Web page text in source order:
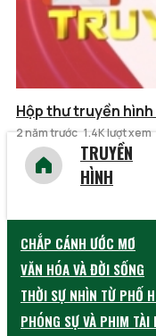
Hộp thư truyền
2 năm trước 1.4K lượt xem
TRUYỀN
HÌNH
CHẮP CÁNH ƯỚC MƠ
VĂN HÓA VÀ ĐỜI SỐNG
THỜI SỰ NHÌN TỪ PHỐ
PHÓNG SỰ VÀ PHIM TÀI